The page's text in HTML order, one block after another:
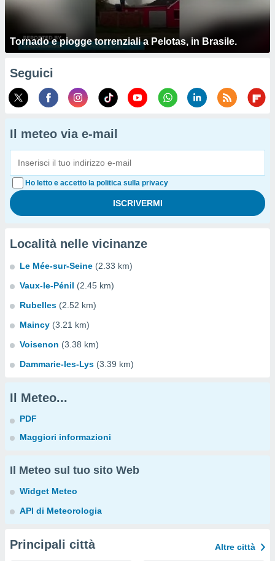
Tornado e piogge torrenziali a Pelotas, in Brasile.
Seguici
Il meteo via e-mail
Ho letto e accetto la politica sulla privacy
Località nelle vicinanze
Le Mée-sur-Seine (2.33 km)
Vaux-le-Pénil (2.45 km)
Rubelles (2.52 km)
Maincy (3.21 km)
Voisenon (3.38 km)
Dammarie-les-Lys (3.39 km)
Il Meteo...
PDF
Maggiori informazioni
Il Meteo sul tuo sito Web
Widget Meteo
API di Meteorologia
Principali città Altre città